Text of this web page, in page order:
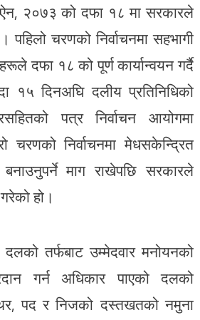
ऐन, २०७३ को दफा १८ मा सरकारले
चरणको निर्वाचनमा सहभागी
दफा १८ को पूर्ण कार्यान्वयन गर्दै
१५ दिनअघि दलीय प्रतिनिधिको
पत्र निर्वाचन आयोगमा
चरणको निर्वाचनमा मेधसकेन्द्रित
माग राखेपछि सरकारले
हो।
तर्फबाट उम्मेदवार मनोयनको
गर्न अधिकार पाएको दलको
थर, पद र निजको दस्तखतको नमुना